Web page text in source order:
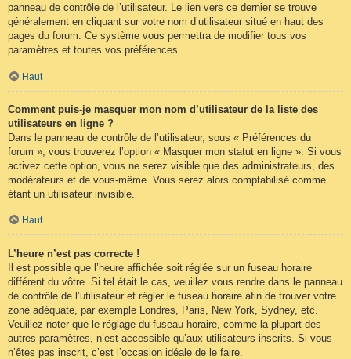
panneau de contrôle de l’utilisateur. Le lien vers ce dernier se trouve
généralement en cliquant sur votre nom d’utilisateur situé en haut des
pages du forum. Ce système vous permettra de modifier tous vos
paramètres et toutes vos préférences.
Haut
Comment puis-je masquer mon nom d’utilisateur de la liste des
utilisateurs en ligne ?
Dans le panneau de contrôle de l’utilisateur, sous « Préférences du
forum », vous trouverez l’option « Masquer mon statut en ligne ». Si vous
activez cette option, vous ne serez visible que des administrateurs, des
modérateurs et de vous-même. Vous serez alors comptabilisé comme
étant un utilisateur invisible.
Haut
L’heure n’est pas correcte !
Il est possible que l’heure affichée soit réglée sur un fuseau horaire
différent du vôtre. Si tel était le cas, veuillez vous rendre dans le panneau
de contrôle de l’utilisateur et régler le fuseau horaire afin de trouver votre
zone adéquate, par exemple Londres, Paris, New York, Sydney, etc.
Veuillez noter que le réglage du fuseau horaire, comme la plupart des
autres paramètres, n’est accessible qu’aux utilisateurs inscrits. Si vous
n’êtes pas inscrit, c’est l’occasion idéale de le faire.